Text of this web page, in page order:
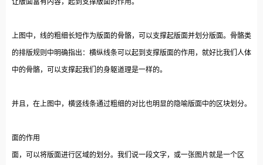
上图中，线的粗细长短作为版面的骨骼，可以支撑起版面并划分版面。骨骼类
的排版规则中明确指出：横纵线条可以起到支撑版面的作用，就好比我们人体
中的骨骼，可以支撑起我们的身躯道理是一样的。
并且，在上图中，横竖线条通过粗细的对比也明显的隐喻版面中的区块划分。
面的作用
面，可以将版面进行区域的划分。我们说一段文字，或一张图片就是一个区